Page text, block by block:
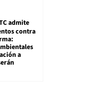
admite
contra
a